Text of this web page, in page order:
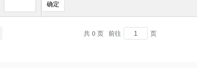
确定
共 0 页 前往 页